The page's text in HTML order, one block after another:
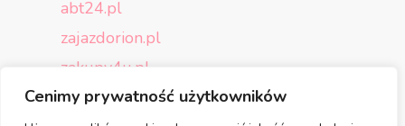
Cenimy prywatność użytkowników
abt24.pl
zajazdorion.pl
zakupy4u.pl
p4-play.pl